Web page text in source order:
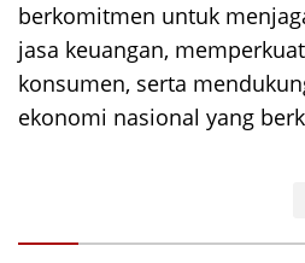
berkomitmen untuk
jasa keuangan,
konsumen, serta
ekonomi nasional yang